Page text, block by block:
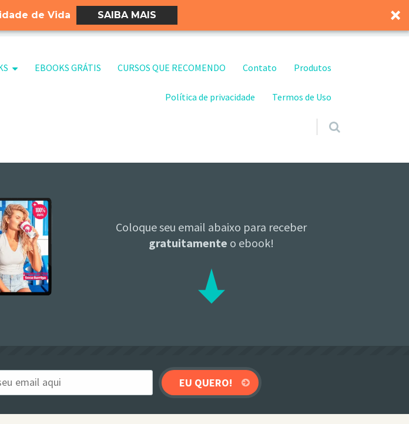
de Vida SAIBA MAIS
EBOOKS GRÁTIS CURSOS QUE RECOMENDO Contato Produtos
Política de privacidade Termos de Uso
Coloque seu email abaixo para receber
gratuitamente o ebook!